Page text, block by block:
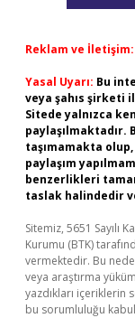
Reklam ve İletişim:
Yasal Uyarı: Bu
veya şahıs şirketi
Sitede yalnızca
taşımamakta
paylaşım
benzerlikleri
taslak halindedir
Sitemiz, 5651 Sayılı
Kurumu (BTK)
vermektedir. Bu
veya araştırma
yazdıkları içeriklerin
bu sorumluluğu